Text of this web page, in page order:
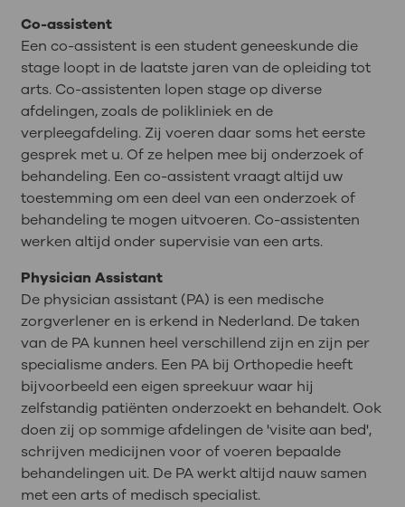
Co-assistent
Een co-assistent is een student geneeskunde die
stage loopt in de laatste jaren van de opleiding tot
arts. Co-assistenten lopen stage op diverse
afdelingen, zoals de polikliniek en de
verpleegafdeling. Zij voeren daar soms het eerste
gesprek met u. Of ze helpen mee bij onderzoek of
behandeling. Een co-assistent vraagt altijd uw
toestemming om een deel van een onderzoek of
behandeling te mogen uitvoeren. Co-assistenten
werken altijd onder supervisie van een arts.
Physician Assistant
De physician assistant (PA) is een medische
zorgverlener en is erkend in Nederland. De taken
van de PA kunnen heel verschillend zijn en zijn per
specialisme anders. Een PA bij Orthopedie heeft
bijvoorbeeld een eigen spreekuur waar hij
zelfstandig patiënten onderzoekt en behandelt. Ook
doen zij op sommige afdelingen de 'visite aan bed',
schrijven medicijnen voor of voeren bepaalde
behandelingen uit. De PA werkt altijd nauw samen
met een arts of medisch specialist.